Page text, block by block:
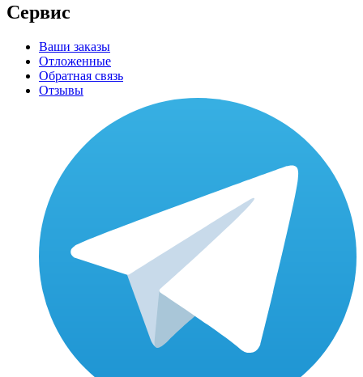
Сервис
Ваши заказы
Отложенные
Обратная связь
Отзывы